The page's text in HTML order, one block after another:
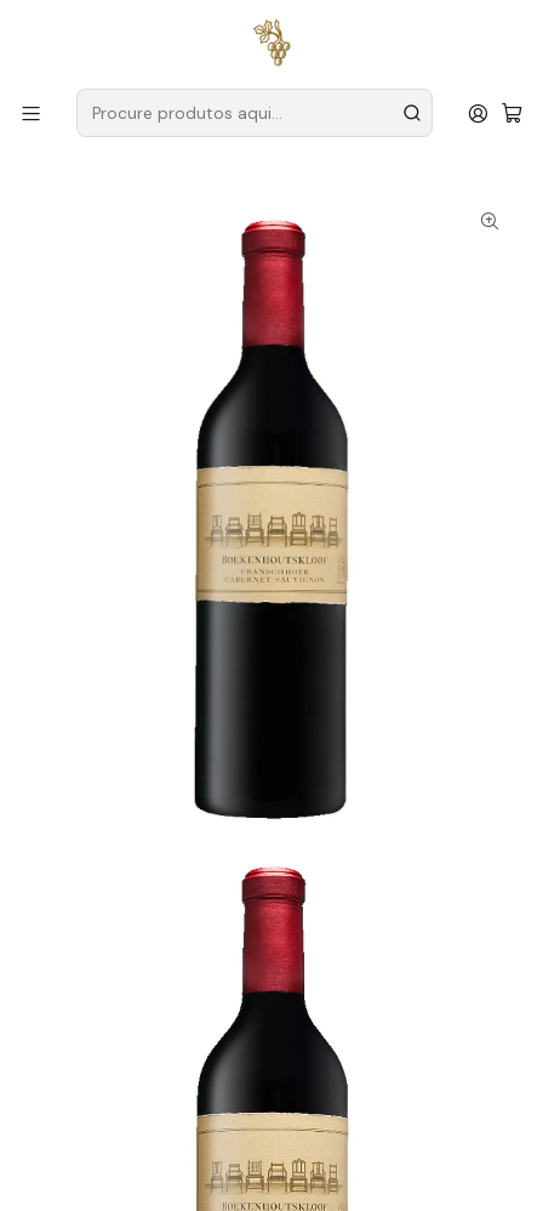
para encomendas a partir de
Produtores África do Sul
Boekenhoutskloof
Boekenhoutskloof Cabernet Sauvignon África do Sul
Swartland Tinto 75cl